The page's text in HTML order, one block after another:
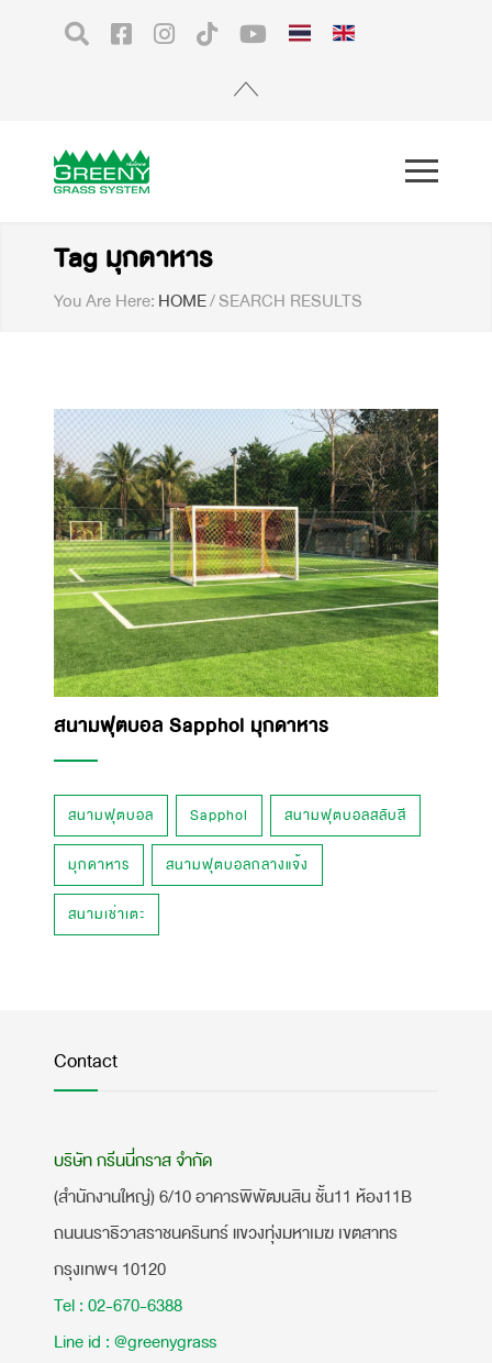
Tag มุกดาหาร
You Are Here: HOME/SEARCH RESULTS
สนามฟุตบอล Sapphol มุกดาหาร
สนามฟุตบอล Sapphol สนามฟุตบอลสลับสี
มุกดาหาร สนามฟุตบอลกลางแจ้ง
สนามเช่าเตะ
Contact
บริษัท กรีนนี่กราส จำกัด
(สำนักงานใหญ่) 6/10 อาคารพิพัฒนสิน ชั้น11 ห้อง11B
ถนนนราธิวาสราชนครินทร์ แขวงทุ่งมหาเมฆ เขตสาทร
กรุงเทพฯ 10120
Tel : 02-670-6388
Line id : @greenygrass